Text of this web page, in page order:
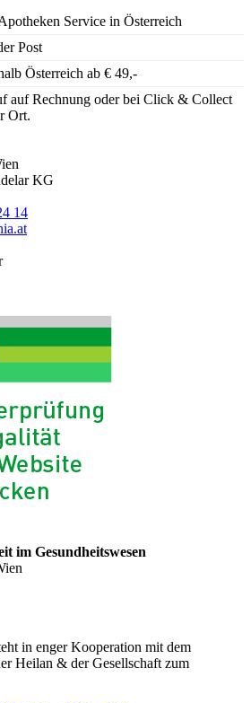
Service in Österreich
Post
Österreich ab € 49,-
auf Rechnung oder bei Click & Collect
Ort.
KG
14
im Gesundheitswesen
in enger Kooperation mit dem
Heilan & der Gesellschaft zum